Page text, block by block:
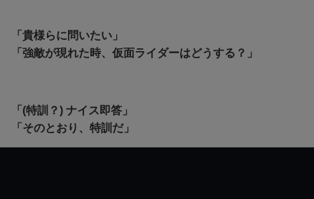
「貴様らに問いたい」
「強敵が現れた時、仮面ライダーはどうする？」
「(特訓？) ナイス即答」
「そのとおり、特訓だ」